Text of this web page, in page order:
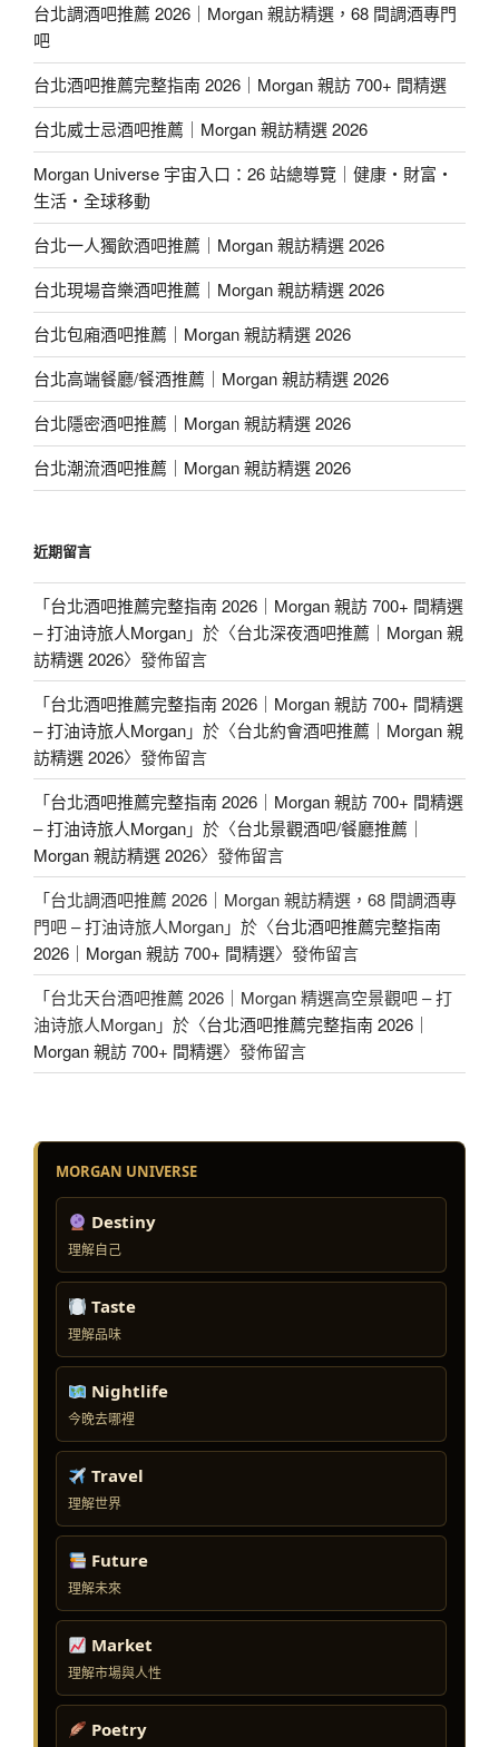
台北調酒吧推薦 2026｜Morgan 親訪精選，68 間調酒專門
吧
台北酒吧推薦完整指南 2026｜Morgan 親訪 700+ 間精選
台北威士忌酒吧推薦｜Morgan 親訪精選 2026
Morgan Universe 宇宙入口：26 站總導覽｜健康・財富・
生活・全球移動
台北一人獨飲酒吧推薦｜Morgan 親訪精選 2026
台北現場音樂酒吧推薦｜Morgan 親訪精選 2026
台北包廂酒吧推薦｜Morgan 親訪精選 2026
台北高端餐廳/餐酒推薦｜Morgan 親訪精選 2026
台北隱密酒吧推薦｜Morgan 親訪精選 2026
台北潮流酒吧推薦｜Morgan 親訪精選 2026
近期留言
「台北酒吧推薦完整指南 2026｜Morgan 親訪 700+ 間精選
– 打油诗旅人Morgan」於〈台北深夜酒吧推薦｜Morgan 親
訪精選 2026〉發佈留言
「台北酒吧推薦完整指南 2026｜Morgan 親訪 700+ 間精選
– 打油诗旅人Morgan」於〈台北約會酒吧推薦｜Morgan 親
訪精選 2026〉發佈留言
「台北酒吧推薦完整指南 2026｜Morgan 親訪 700+ 間精選
– 打油诗旅人Morgan」於〈台北景觀酒吧/餐廳推薦｜
Morgan 親訪精選 2026〉發佈留言
「台北調酒吧推薦 2026｜Morgan 親訪精選，68 間調酒專
門吧 – 打油诗旅人Morgan」於〈台北酒吧推薦完整指南
2026｜Morgan 親訪 700+ 間精選〉發佈留言
「台北天台酒吧推薦 2026｜Morgan 精選高空景觀吧 – 打
油诗旅人Morgan」於〈台北酒吧推薦完整指南 2026｜
Morgan 親訪 700+ 間精選〉發佈留言
MORGAN UNIVERSE
Destiny
理解自己
Taste
理解品味
Nightlife
今晚去哪裡
Travel
理解世界
Future
理解未來
Market
理解市場與人性
Poetry